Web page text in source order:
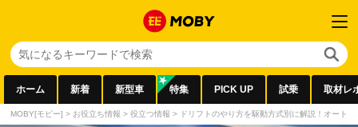
ホーム 新着 新型車 特集 PICK UP 試乗 取材レ
MOBY[モビー] > お役立ち情報 > 役立つ情報 > ドリフトのやり方を駆動方式別に解説！オート